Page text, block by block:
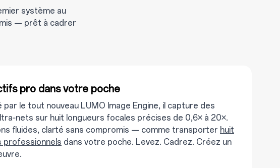
système au
— prêt à cadrer
pro dans votre poche
par le tout nouveau LUMO Image Engine, il capture des
sur huit longueurs focales précises de 0,6× à 20×.
fluides, clarté sans compromis — comme transporter huit
professionnels dans votre poche. Levez. Cadrez. Créez un